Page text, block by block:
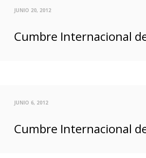
JUNIO 20, 2012
Cumbre Internacional
JUNIO 6, 2012
Cumbre Internacional